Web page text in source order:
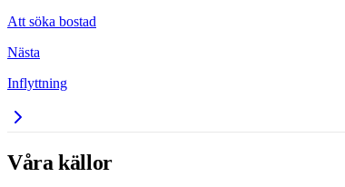
Att söka bostad
Nästa
Inflyttning
Våra källor